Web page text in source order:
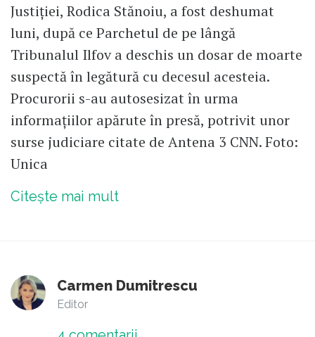
Justiției, Rodica Stănoiu, a fost deshumat
luni, după ce Parchetul de pe lângă
Tribunalul Ilfov a deschis un dosar de moarte
suspectă în legătură cu decesul acesteia.
Procurorii s-au autosesizat în urma
informațiilor apărute în presă, potrivit unor
surse judiciare citate de Antena 3 CNN. Foto:
Unica
Citește mai mult
Carmen Dumitrescu
Editor